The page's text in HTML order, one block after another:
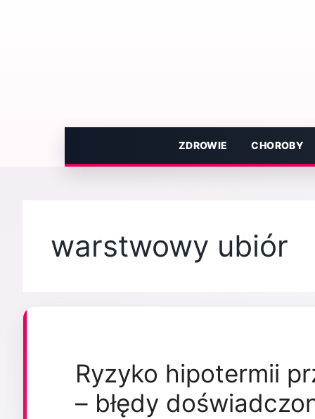
ZDROWIE CHOROBY
warstwowy ubiór
Ryzyko hipotermii
– błędy